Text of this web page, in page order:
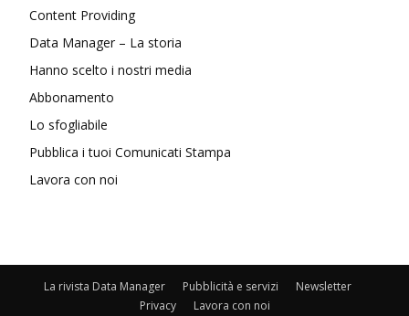
Content Providing
Data Manager – La storia
Hanno scelto i nostri media
Abbonamento
Lo sfogliabile
Pubblica i tuoi Comunicati Stampa
Lavora con noi
La rivista Data Manager Pubblicità e servizi
Newsletter
Privacy
Lavora con noi